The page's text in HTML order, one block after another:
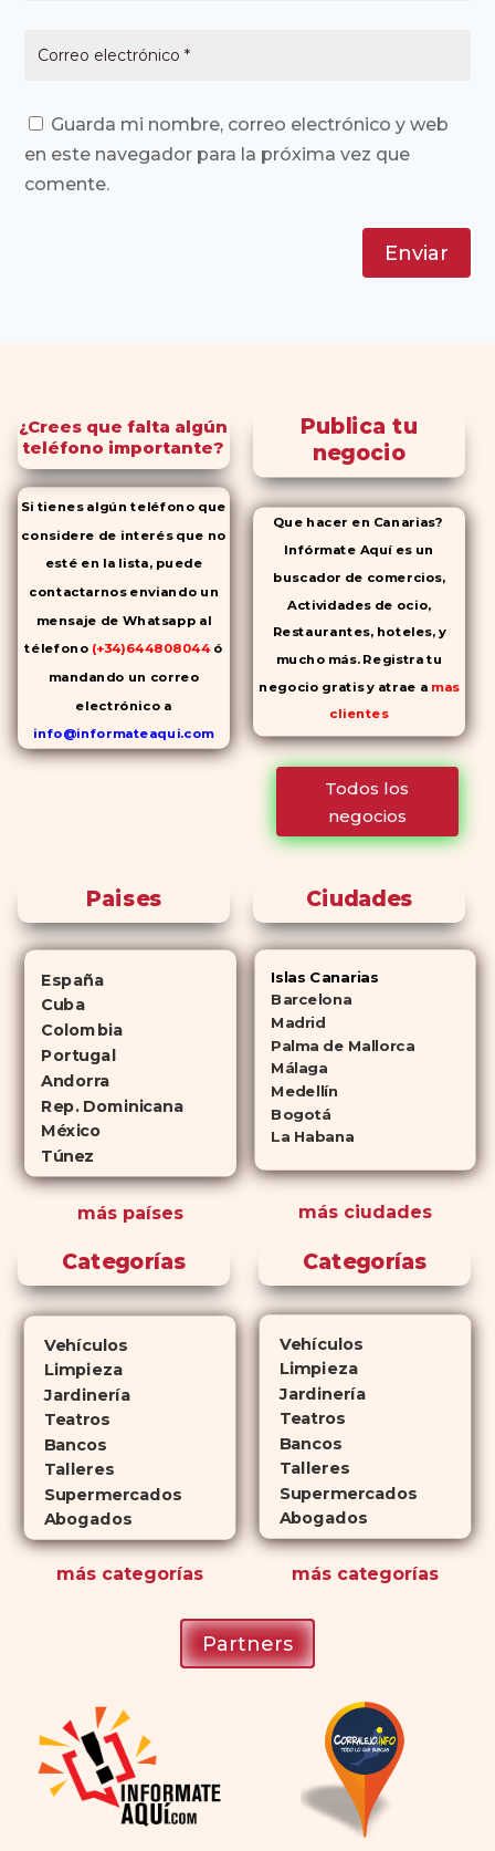
Guarda mi nombre, correo electrónico y web
en este navegador para la próxima vez que
comente.
Enviar
¿Crees que falta algún
teléfono importante?
Si tienes algún teléfono que
considere de interés que no
esté en la lista, puede
contactarnos enviando un
mensaje de Whatsapp al
télefono (+34)644808044 ó
mandando un correo
electrónico a
info@informateaqui.com
Mientras que antes la
cambio de los tiempos ha
permitido la producción de
alternativas genéricas tanto a
Cialis como a
respectivamente) que se
consideran tan rentables e igual
de eficaces que su homólogo de
marca. En su mayor parte,
ambos medicamentos funcionan
de la misma manera y tienen
perfiles de efectos secundarios
diferencia? El tiempo.comprar
Cialisejerce sus efectos hasta 4
veces más tiempo que Viagra, lo
atractiva para quienes no desean
planificar sus actividades
románticas con antelación.
Publica tu
negocio
Que hacer en Canarias?
Infórmate Aquí es un
buscador de comercios,
Actividades de ocio,
Restaurantes, hoteles, y
mucho más. Registra tu
negocio gratis y atrae a mas
clientes
Todos los
negocios
Paises
España
Cuba
Colombia
Portugal
Andorra
Rep. Dominicana
México
Túnez
más países
Ciudades
Islas Canarias
Barcelona
Madrid
Palma de Mallorca
Málaga
Medellín
Bogotá
La Habana
más ciudades
Categorías
Vehículos
Limpieza
Jardinería
Teatros
Bancos
Talleres
Supermercados
Abogados
más categorías
Categorías
Vehículos
Limpieza
Jardinería
Teatros
Bancos
Talleres
Supermercados
Abogados
máscategorías
Partners